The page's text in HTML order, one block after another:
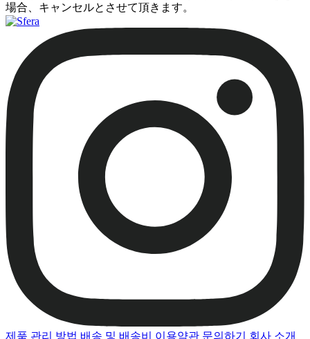
場合、キャンセルとさせて頂きます。
제품 관리 방법 배송 및 배송비 이용약관 문의하기 회사 소개